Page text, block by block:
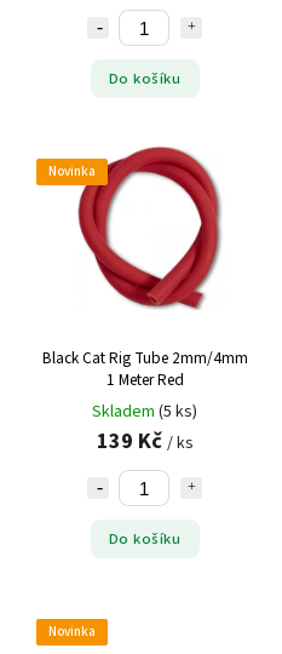
Do košíku
Novinka
Black Cat Rig Tube 2mm/4mm
1 Meter Red
Skladem (5 ks)
139 Kč / ks
Do košíku
Novinka